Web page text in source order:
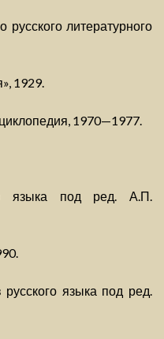
литературного
1929.
1970—1977.
языка под ред. А.П.
языка под ред.